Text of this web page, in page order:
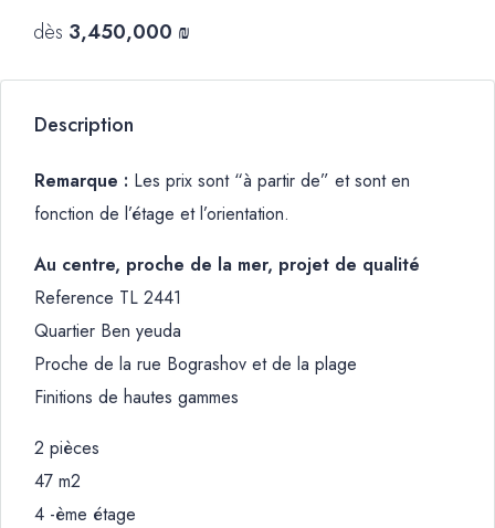
dès 3,450,000 ₪
Description
Remarque : Les prix sont “à partir de” et sont en
fonction de l’étage et l’orientation.
Au centre, proche de la mer, projet de qualité
Reference TL 2441
Quartier Ben yeuda
Proche de la rue Bograshov et de la plage
Finitions de hautes gammes
2 pièces
47 m2
4 -ème étage